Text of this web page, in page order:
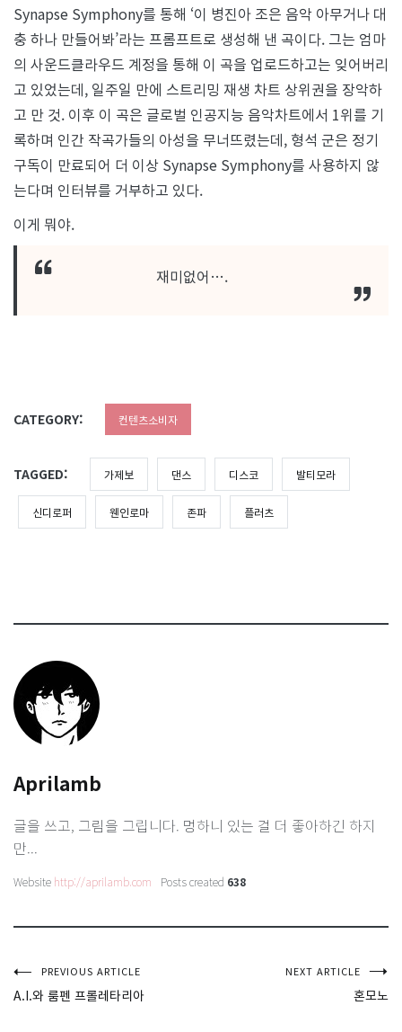
Synapse Symphony를 통해 ‘이 병진아 조은 음악 아무거나 대
충 하나 만들어봐’라는 프롬프트로 생성해 낸 곡이다. 그는 엄마
의 사운드클라우드 계정을 통해 이 곡을 업로드하고는 잊어버리
고 있었는데, 일주일 만에 스트리밍 재생 차트 상위권을 장악하
고 만 것. 이후 이 곡은 글로벌 인공지능 음악차트에서 1위를 기
록하며 인간 작곡가들의 아성을 무너뜨렸는데, 형석 군은 정기
구독이 만료되어 더 이상 Synapse Symphony를 사용하지 않
는다며 인터뷰를 거부하고 있다.
이게 뭐야.
재미없어….
CATEGORY: 컨텐츠소비자
TAGGED: 가제보 댄스 디스코 발티모라
신디로퍼 웬인로마 존파 플러츠
Aprilamb
글을 쓰고, 그림을 그립니다. 멍하니 있는 걸 더 좋아하긴 하지
만...
Website http://aprilamb.com Posts created 638
글PREVIOUS ARTICLE
A.I.와 룸펜 프롤레타리아
NEXT ARTICLE
혼모노